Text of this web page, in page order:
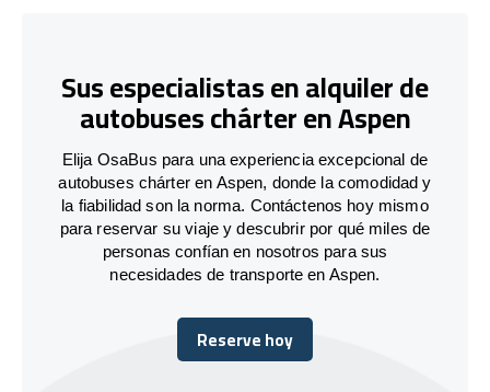
Sus especialistas en alquiler de
autobuses chárter en Aspen
Elija OsaBus para una experiencia excepcional de
autobuses chárter en Aspen, donde la comodidad y
la fiabilidad son la norma. Contáctenos hoy mismo
para reservar su viaje y descubrir por qué miles de
personas confían en nosotros para sus
necesidades de transporte en Aspen.
Reserve hoy
Reserve hoy